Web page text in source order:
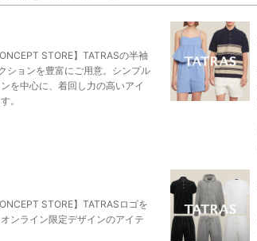
STORE】TATRASの半袖
ションを豊富にご用意。シンプル
を中心に、着回し力の高いアイ
。
STORE】TATRASロゴを
ンライン限定デザインのアイテ